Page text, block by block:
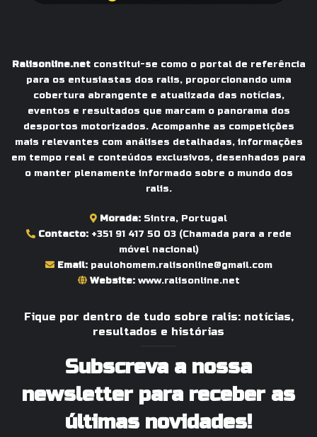
Ralisonline.netconstitui-se como o portal de referência
para os entusiastas dos ralis, proporcionando uma
cobertura abrangente e atualizada das notícias,
eventos e resultados que marcam o panorama dos
desportos motorizados. Acompanhe as competições
mais relevantes com análises detalhadas, informações
em tempo real e conteúdos exclusivos, desenhados para
o manter plenamente informado sobre o mundo dos
ralis.
Morada: Sintra, Portugal
Contacto: +351 91 417 50 03(Chamada para a rede
móvel nacional)
Email: paulohomem.ralisonline@gmail.com
Website: www.ralisonline.net
Fique por dentro de tudo sobre ralis: notícias,
resultados e histórias
Subscreva a nossa
newsletter para receber as
últimas novidades!